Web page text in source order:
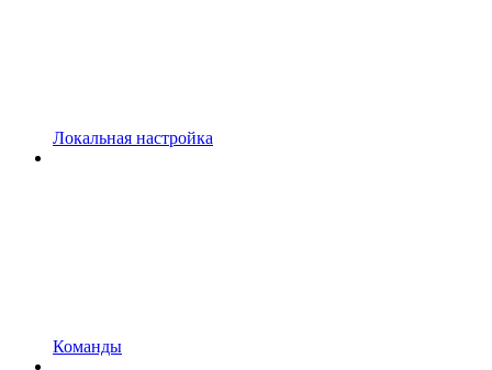
Локальная настройка
Команды